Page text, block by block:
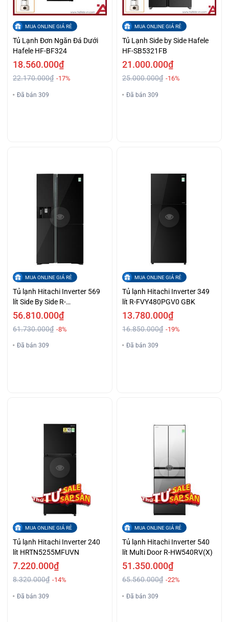
MUA ONLINE GIÁ RẺ
Tủ Lạnh Đơn Ngăn Đá Dưới
Hafele HF-BF324
18.560.000₫
22.170.000₫ -17%
Đã bán 309
MUA ONLINE GIÁ RẺ
Tủ Lạnh Side by Side Hafele
HF-SB5321FB
21.000.000₫
25.000.000₫ -16%
Đã bán 309
MUA ONLINE GIÁ RẺ
Tủ lạnh Hitachi Inverter 569
lít Side By Side R-
MX800GVGV0 GBK
56.810.000₫
61.730.000₫ -8%
Đã bán 309
MUA ONLINE GIÁ RẺ
Tủ lạnh Hitachi Inverter 349
lít R-FVY480PGV0 GBK
13.780.000₫
16.850.000₫ -19%
Đã bán 309
MUA ONLINE GIÁ RẺ
Tủ lạnh Hitachi Inverter 240
lít HRTN5255MFUVN
7.220.000₫
8.320.000₫ -14%
Đã bán 309
MUA ONLINE GIÁ RẺ
Tủ lạnh Hitachi Inverter 540
lít Multi Door R-HW540RV(X)
51.350.000₫
65.560.000₫ -22%
Đã bán 309